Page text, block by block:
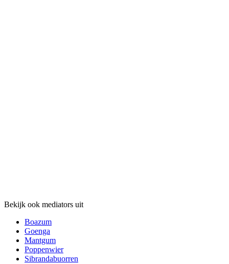
Bekijk ook mediators uit
Boazum
Goenga
Mantgum
Poppenwier
Sibrandabuorren